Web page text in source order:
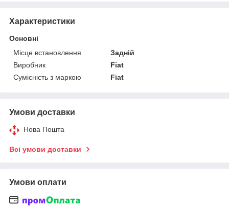
Характеристики
Основні
Місце встановлення
Задній
Виробник
Fiat
Сумісність з маркою
Fiat
Умови доставки
Нова Пошта
Всі умови доставки
Умови оплати